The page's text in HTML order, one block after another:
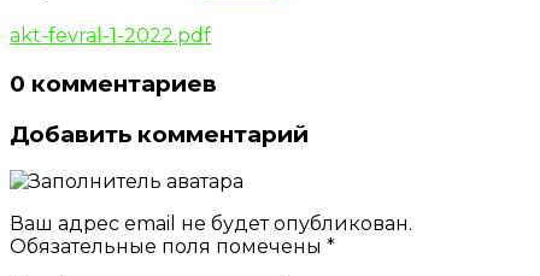
akt-fevral-1-2022.pdf
0 комментариев
Добавить комментарий
Ваш адрес email не будет опубликован.
Обязательные поля помечены *